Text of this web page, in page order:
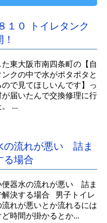
１０ トイレタンク
東大阪市南四条町の【自
クの中で水がポタポタと
で見てほしいんです】っ
届いたんで交換修理に行
...
の流れが悪い 詰ま
場合
便器水の流れが悪い 詰ま
決する場合 男子トイレ
れが悪いとか流れるには
時間が掛かるとか...